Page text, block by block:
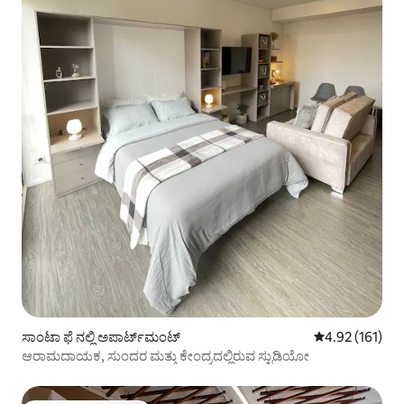
ಸಾಂಟಾ ಫೆ ನಲ್ಲಿ ಅಪಾರ್ಟ್‌ಮಂಟ್ 5 ರಲ್ಲಿ 4.92
4.92 (161)
ಆರಾಮದಾಯಕ, ಸುಂದರ ಮತ್ತು ಕೇಂದ್ರದಲ್ಲಿರುವ ಸ್ಟುಡಿಯೋ